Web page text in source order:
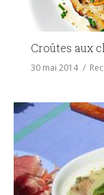
Croûtes aux
30 mai 2014